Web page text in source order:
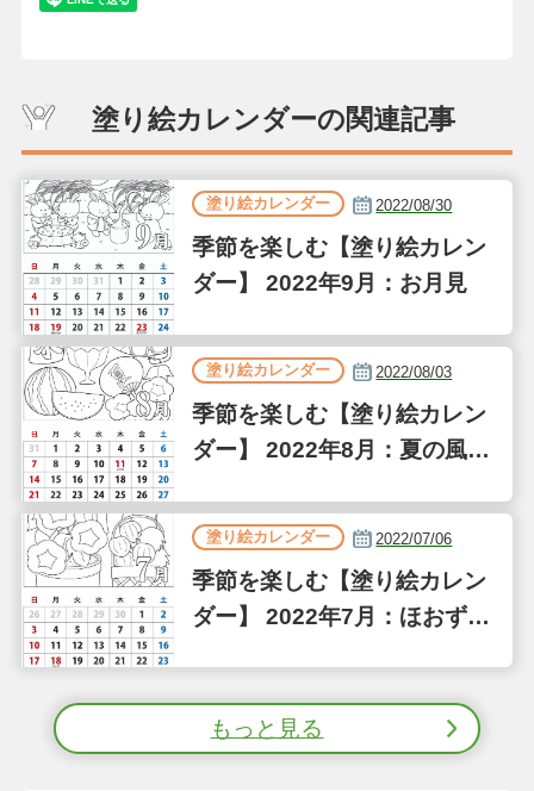
塗り絵カレンダーの関連記事
塗り絵カレンダー 2022/08/30
季節を楽しむ【塗り絵カレン
ダー】 2022年9月：お月見
塗り絵カレンダー 2022/08/03
季節を楽しむ【塗り絵カレン
ダー】 2022年8月：夏の風物
塗り絵カレンダー 2022/07/06
季節を楽しむ【塗り絵カレン
ダー】 2022年7月：ほおずき
もっと見る